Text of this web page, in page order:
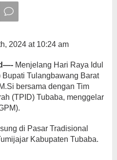
2024 at 10:24 am
Menjelang Hari Raya Idul
Tulangbawang Barat
bersama dengan Tim
(TPID) Tubaba, menggelar
di Pasar Tradisional
Kabupaten Tubaba.